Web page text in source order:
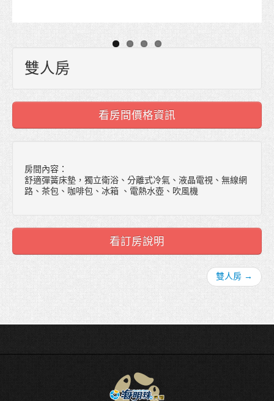
雙人房
看房間價格資訊
房間內容：
舒適彈簧床墊，獨立衛浴、分離式冷氣、液晶電視、無線網
路、茶包、咖啡包、冰箱 、電熱水壺、吹風機
看訂房說明
雙人房 →